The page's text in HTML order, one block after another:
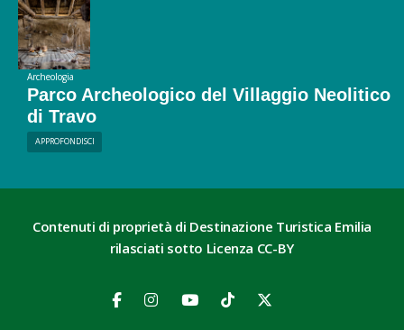
Archeologia
Parco Archeologico del Villaggio Neolitico
di Travo
APPROFONDISCI
Contenuti di proprietà di Destinazione Turistica Emilia
rilasciati sotto Licenza CC-BY